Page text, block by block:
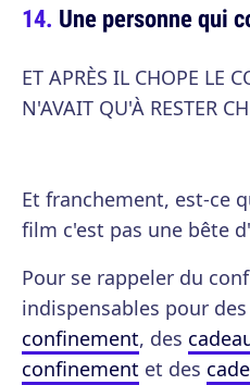
Une personne qui
ET APRÈS IL CHOPE LE
N'AVAIT QU'À RESTER
Et franchement, est-ce
film c'est pas une bête
Pour se rappeler du
indispensables pour des
confinement, des
confinement et des